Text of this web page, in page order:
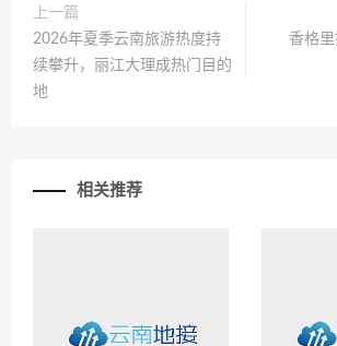
上一篇
2026年夏季云南旅游热度持
续攀升，丽江大理成热门目的
地
香格
相关推荐